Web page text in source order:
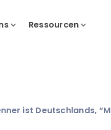
Ressourcen
ist Deutschlands,